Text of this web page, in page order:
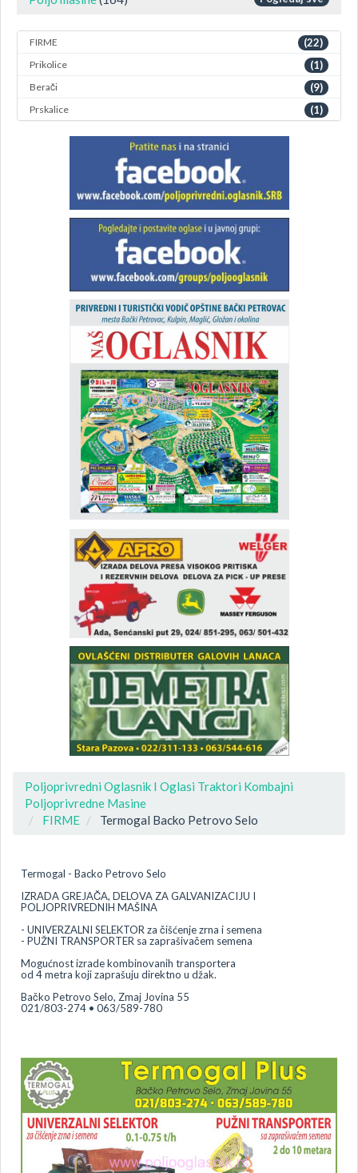
FIRME (22)
Prikolice (1)
Berači (9)
Prskalice (1)
Poljoprivredni Oglasnik I Oglasi Traktori Kombajni
Poljoprivredne Masine
FIRME
Termogal Backo Petrovo Selo
Termogal - Backo Petrovo Selo
IZRADA GREJAČA, DELOVA ZA GALVANIZACIJU I
POLJOPRIVREDNIH MAŠINA
- UNIVERZALNI SELEKTOR za čišćenje zrna i semena
- PUŽNI TRANSPORTER sa zaprašivačem semena
Mogućnost izrade kombinovanih transportera
od 4 metra koji zaprašuju direktno u džak.
Bačko Petrovo Selo, Zmaj Jovina 55
021/803-274 • 063/589-780